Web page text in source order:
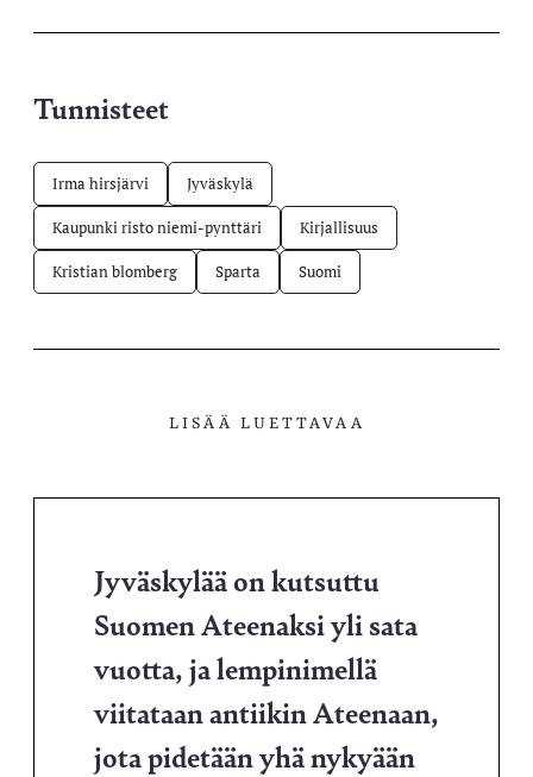
Tunnisteet
Irma hirsjärvi Jyväskylä
Kaupunki risto niemi-pynttäri Kirjallisuus
Kristian blomberg Sparta Suomi
LISÄÄ LUETTAVAA
Jyväskylää on kutsuttu
Suomen Ateenaksi yli sata
vuotta, ja lempinimellä
viitataan antiikin Ateenaan,
jota pidetään yhä nykyään